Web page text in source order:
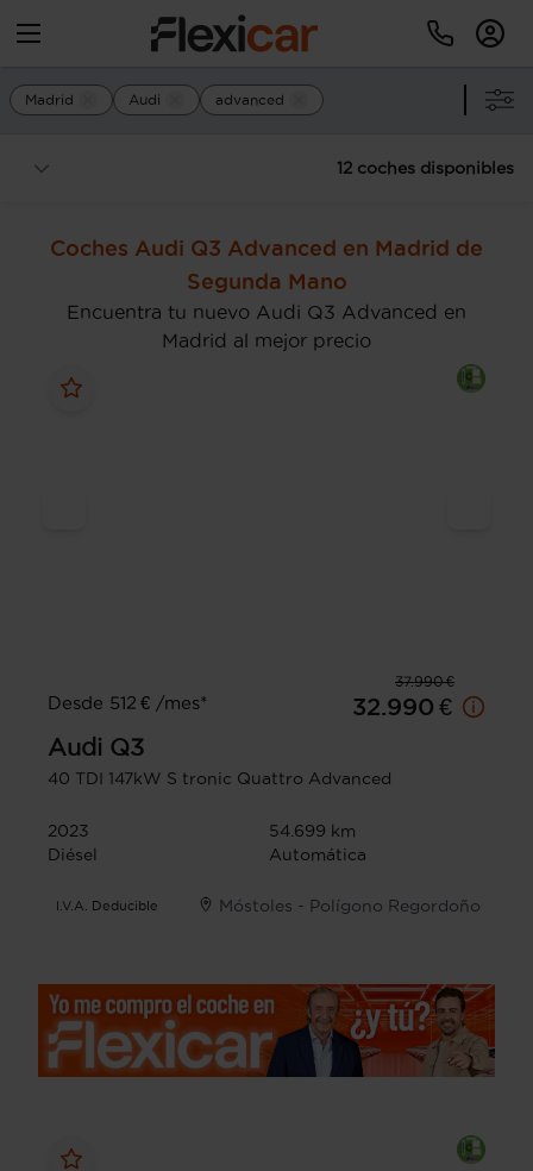
Madrid Audi advanced
12 coches disponibles
Coches Audi Q3 Advanced en Madrid de
Segunda Mano
Encuentra tu nuevo Audi Q3 Advanced en
Madrid al mejor precio
37.990 €
Desde 512 € /mes*
32.990 €
Audi Q3
40 TDI 147kW S tronic Quattro Advanced
2023
54.699 km
Diésel
Automática
I.V.A. Deducible Móstoles - Polígono Regordoño